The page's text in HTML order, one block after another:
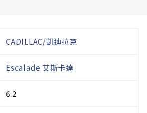
CADILLAC/凱迪拉克
Escalade 艾斯卡達
6.2